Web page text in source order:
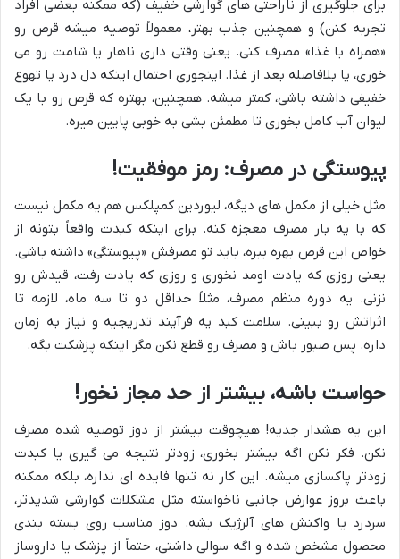
برای جلوگیری از ناراحتی های گوارشی خفیف (که ممکنه بعضی افراد
تجربه کنن) و همچنین جذب بهتر، معمولاً توصیه میشه قرص رو
«همراه با غذا» مصرف کنی. یعنی وقتی داری ناهار یا شامت رو می
خوری، یا بلافاصله بعد از غذا. اینجوری احتمال اینکه دل درد یا تهوع
خفیفی داشته باشی، کمتر میشه. همچنین، بهتره که قرص رو با یک
لیوان آب کامل بخوری تا مطمئن بشی به خوبی پایین میره.
پیوستگی در مصرف: رمز موفقیت!
مثل خیلی از مکمل های دیگه، لیوردین کمپلکس هم یه مکمل نیست
که با یه بار مصرف معجزه کنه. برای اینکه کبدت واقعاً بتونه از
خواص این قرص بهره ببره، باید تو مصرفش «پیوستگی» داشته باشی.
یعنی روزی که یادت اومد نخوری و روزی که یادت رفت، قیدش رو
نزنی. یه دوره منظم مصرف، مثلاً حداقل دو تا سه ماه، لازمه تا
اثراتش رو ببینی. سلامت کبد یه فرآیند تدریجیه و نیاز به زمان
داره. پس صبور باش و مصرف رو قطع نکن مگر اینکه پزشکت بگه.
حواست باشه، بیشتر از حد مجاز نخور!
این یه هشدار جدیه! هیچوقت بیشتر از دوز توصیه شده مصرف
نکن. فکر نکن اگه بیشتر بخوری، زودتر نتیجه می گیری یا کبدت
زودتر پاکسازی میشه. این کار نه تنها فایده ای نداره، بلکه ممکنه
باعث بروز عوارض جانبی ناخواسته مثل مشکلات گوارشی شدیدتر،
سردرد یا واکنش های آلرژیک بشه. دوز مناسب روی بسته بندی
محصول مشخص شده و اگه سوالی داشتی، حتماً از پزشک یا داروساز